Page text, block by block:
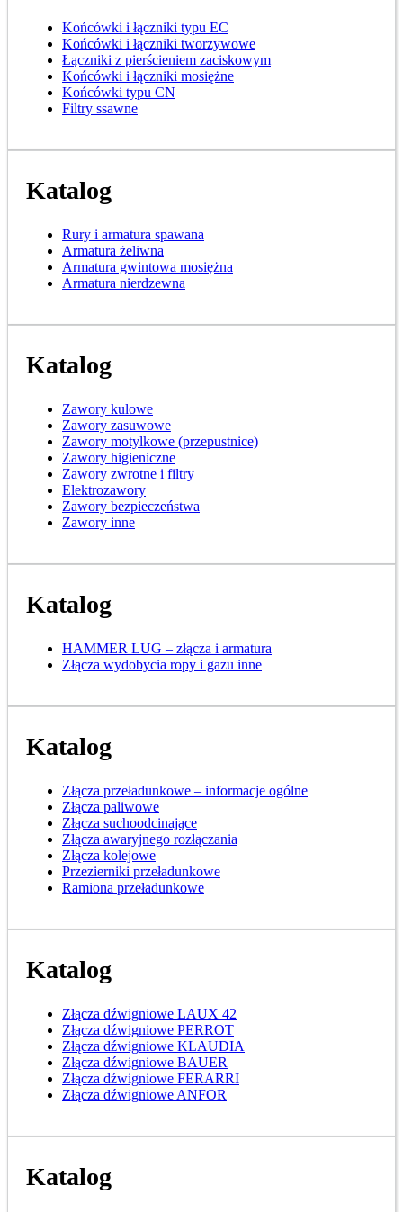
Końcówki i łączniki typu EC
Końcówki i łączniki tworzywowe
Łączniki z pierścieniem zaciskowym
Końcówki i łączniki mosiężne
Końcówki typu CN
Filtry ssawne
Katalog
Rury i armatura spawana
Armatura żeliwna
Armatura gwintowa mosiężna
Armatura nierdzewna
Katalog
Zawory kulowe
Zawory zasuwowe
Zawory motylkowe (przepustnice)
Zawory higieniczne
Zawory zwrotne i filtry
Elektrozawory
Zawory bezpieczeństwa
Zawory inne
Katalog
HAMMER LUG – złącza i armatura
Złącza wydobycia ropy i gazu inne
Katalog
Złącza przeładunkowe – informacje ogólne
Złącza paliwowe
Złącza suchoodcinające
Złącza awaryjnego rozłączania
Złącza kolejowe
Przezierniki przeładunkowe
Ramiona przeładunkowe
Katalog
Złącza dźwigniowe LAUX 42
Złącza dźwigniowe PERROT
Złącza dźwigniowe KLAUDIA
Złącza dźwigniowe BAUER
Złącza dźwigniowe FERARRI
Złącza dźwigniowe ANFOR
Katalog